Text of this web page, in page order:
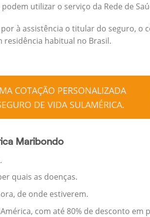
utilizar o serviço da Rede de
à assistência o titular do seguro, o
residência habitual no Brasil.
COTAÇÃO PERSONALIZADA
DE VIDA SULAMÉRICA.
Maribondo
quais as doenças.
de onde estiverem.
com até 80% de desconto em